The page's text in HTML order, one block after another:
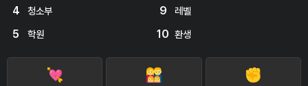
4 청소부
5 학원
9 레벨
10 환생